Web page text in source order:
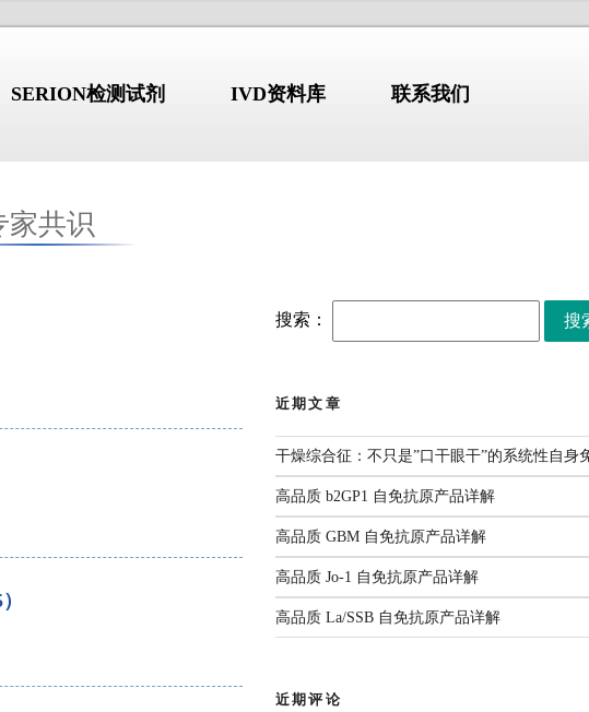
始于1978年，
产商。总部设于德国维尔茨堡，拥有
及P3生物安全实验室。四十余载匠心耕
重组抗原、人源化单抗等领域构建了丰富
（深圳）有限公司
作为亚太区枢纽，
SERION检测试剂 IVD资料库
原产品详解
免抗原产品详解
（2026）
【标准・方案・指南】检
验类医疗服务价格项目立
项指南征求意见稿
张文宏团队最新发布：全
国临床呼吸道病原体三级
监测年度报告（2025）
2026.06.30
国家疾控发布：传染病信息报告
管理规范（2026年版）
前沿综述：呼吸道病原体
感染与检测：现状、挑战
2026.06.22
联系我们
家共识
搜索：
近期文章
干燥综合征：不只是”口干眼干”的系统性自身
高品质 b2GP1 自免抗原产品详解
高品质 GBM 自免抗原产品详解
高品质 Jo-1 自免抗原产品详解
高品质 La/SSB 自免抗原产品详解
近期评论